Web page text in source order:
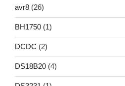
avr8 (26)
BH1750 (1)
DCDC (2)
DS18B20 (4)